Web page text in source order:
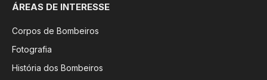
ÁREAS DE INTERESSE
Corpos de Bombeiros
Fotografia
História dos Bombeiros